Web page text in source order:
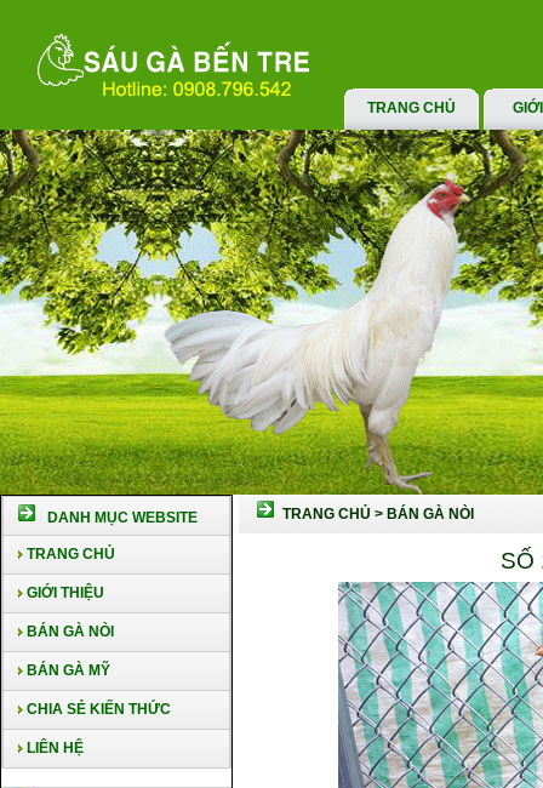
TRANG CHỦ
DANH MỤC WEBSITE
TRANG CHỦ
GIỚI THIỆU
BÁN GÀ NÒI
BÁN GÀ MỸ
CHIA SẺ KIẾN THỨC
LIÊN HỆ
TRANG CHỦ > BÁN GÀ NÒI
SỐ